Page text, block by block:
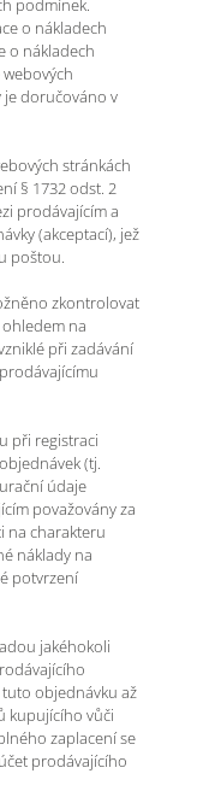
podmínek.
o nákladech
o nákladech
doručováno v
stránkách
§ 1732 odst. 2
prodávajícím a
(akceptací), jež
poštou.
zkontrolovat
na
při zadávání
při registraci
(tj.
údaje
považovány za
na charakteru
náklady na
potvrzení
jakéhokoli
objednávku až
kupujícího vůči
zaplacení se
prodávajícího